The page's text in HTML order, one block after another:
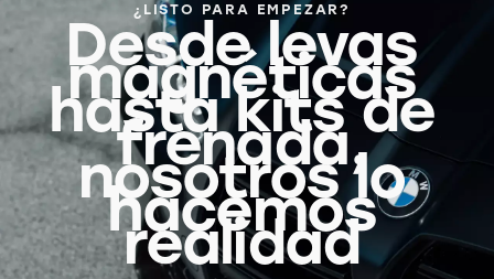
¿LISTO PARA EMPEZAR?
Desde levas
magnéticas
hasta kits de
frenada,
nosotros lo
hacemos
realidad